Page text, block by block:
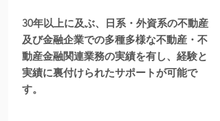
30年以上に及ぶ、日系・外資系の不動産
及び金融企業での多種多様な不動産・不
動産金融関連業務の実績を有し、経験と
実績に裏付けられたサポートが可能で
す。